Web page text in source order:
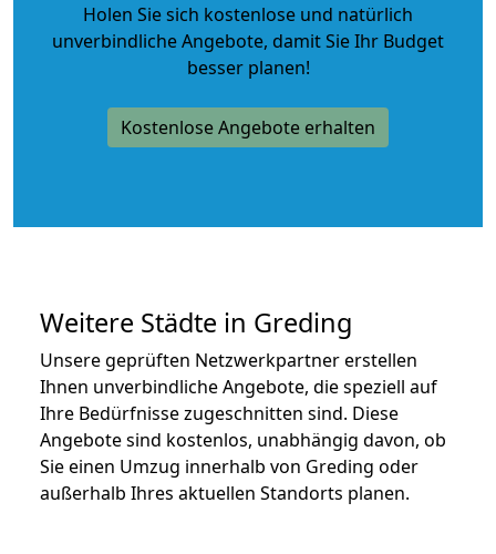
Holen Sie sich kostenlose und natürlich
unverbindliche Angebote, damit Sie Ihr Budget
besser planen!
Kostenlose Angebote erhalten
Weitere Städte in Greding
Unsere geprüften Netzwerkpartner erstellen
Ihnen unverbindliche Angebote, die speziell auf
Ihre Bedürfnisse zugeschnitten sind. Diese
Angebote sind kostenlos, unabhängig davon, ob
Sie einen Umzug innerhalb von Greding oder
außerhalb Ihres aktuellen Standorts planen.